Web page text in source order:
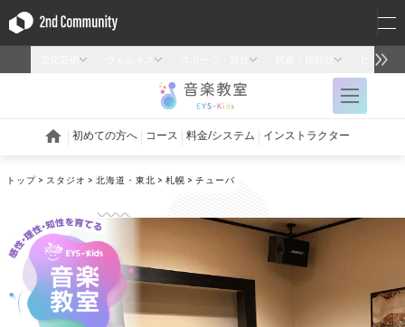
トップ スタジオ 北海道・東北 札幌 チューバ